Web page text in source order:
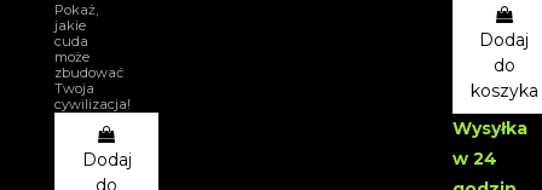
Pokaż,
jakie
cuda
może
zbudować
Twoja
cywilizacja!
Dodaj
do
Dodaj
do
koszyka
Wysyłka
w 24